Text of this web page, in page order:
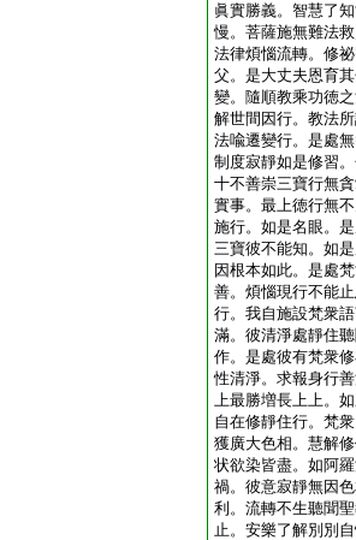
眞實勝義。智慧了
慢。菩薩施無難法
法律煩惱流轉。修
父。是大丈夫恩育
變。隨順教乘功徳
解世間因行。教法
法喩遷變行。是處
制度寂靜如是修習
十不善崇三寶行無
實事。最上徳行無
施行。如是名眼。
三寶彼不能知。如
因根本如此。是處
善。煩惱現行不能
行。我自施設梵衆
滿。彼清淨處靜住
作。是處彼有梵衆
性清淨。求報身行
上最勝増長上上。
自在修靜住行。梵
獲廣大色相。慧解
状欲染皆盡。如阿
禍。彼意寂靜無因
利。流轉不生聽聞
止。安樂了解別別